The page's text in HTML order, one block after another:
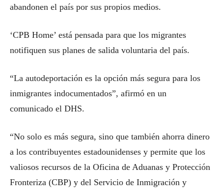
abandonen el país por sus propios medios.
‘CPB Home’ está pensada para que los migrantes
notifiquen sus planes de salida voluntaria del país.
“La autodeportación es la opción más segura para los
inmigrantes indocumentados”, afirmó en un
comunicado el DHS.
“No solo es más segura, sino que también ahorra dinero
a los contribuyentes estadounidenses y permite que los
valiosos recursos de la Oficina de Aduanas y Protección
Fronteriza (CBP) y del Servicio de Inmigración y